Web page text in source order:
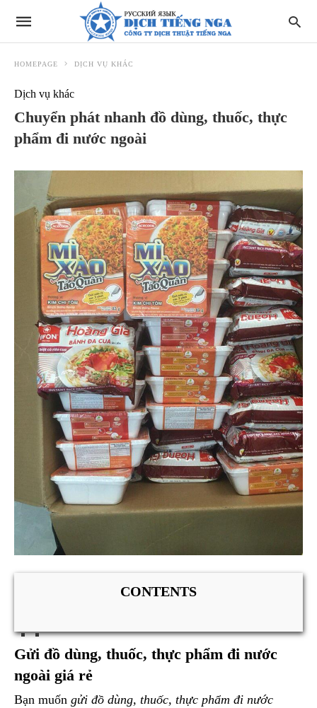
HOMEPAGE DỊCH VỤ KHÁC
Dịch vụ khác
Chuyển phát nhanh đồ dùng, thuốc, thực
phẩm đi nước ngoài
CONTENTS
Gửi đồ dùng, thuốc, thực phẩm đi nước
ngoài giá rẻ
Bạn muốn gửi đồ dùng, thuốc, thực phẩm đi nước